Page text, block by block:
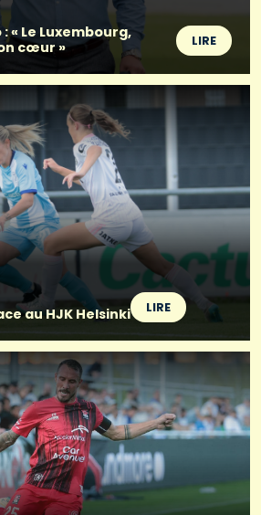
« Le Luxembourg,
cœur »
LIRE
au HJK Helsinki
LIRE